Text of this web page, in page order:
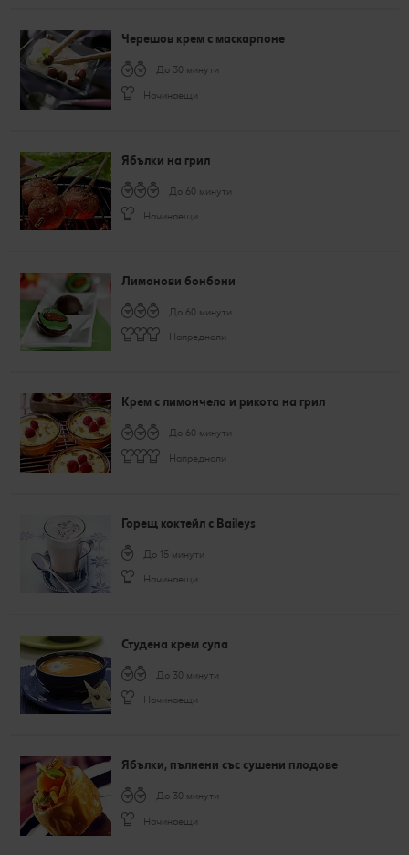
Черешов крем с маскарпоне
До 30 минути
Начинаещи
Ябълки на грил
До 60 минути
Начинаещи
Лимонови бонбони
До 60 минути
Напреднали
Крем с лимончело и рикота на грил
До 60 минути
Напреднали
Горещ коктейл с Baileys
До 15 минути
Начинаещи
Студена крем супа
До 30 минути
Начинаещи
Ябълки, пълнени със сушени плодове
До 30 минути
Начинаещи